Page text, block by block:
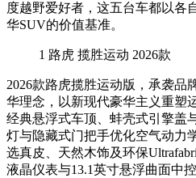
度越野爱好者，这五台车都以各
华SUV的价值基准。
1 路虎 揽胜运动 2026款
2026款路虎揽胜运动版，承袭品
华理念，以新现代豪华主义重塑
经典悬浮式车顶、蚌壳式引擎盖
灯与隐藏式门把手优化空气动力
选真皮、天然木饰及环保
液晶仪表与13.1英寸悬浮曲面中